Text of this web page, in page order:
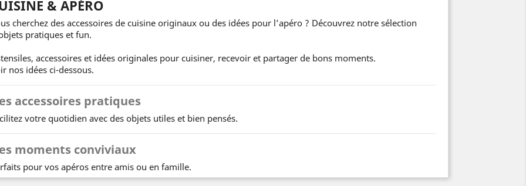
& APÉRO
cherchez des accessoires de cuisine originaux ou des idées pour l’apéro ? Découvrez notre sélection
pratiques et fun.
accessoires et idées originales pour cuisiner, recevoir et partager de bons moments.
nos idées ci-dessous.
accessoires pratiques
votre quotidien avec des objets utiles et bien pensés.
moments conviviaux
pour vos apéros entre amis ou en famille.